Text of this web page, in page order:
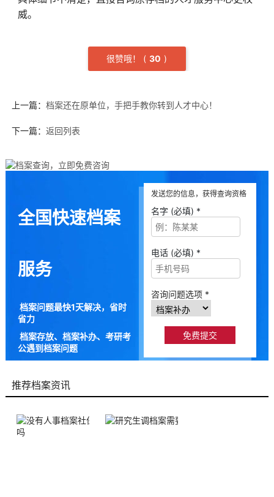
威。
很赞哦！ ( 30 )
上一篇： 档案还在原单位，手把手教你转到人才中心！
下一篇： 返回列表
全国快速档案
服务
档案问题最快1天解决，省时
省力
档案存放、档案补办、考研考
公遇到档案问题
发送您的信息，获得查询资格
名字 (必填) *
电话 (必填) *
咨询问题选项 *
推荐档案资讯